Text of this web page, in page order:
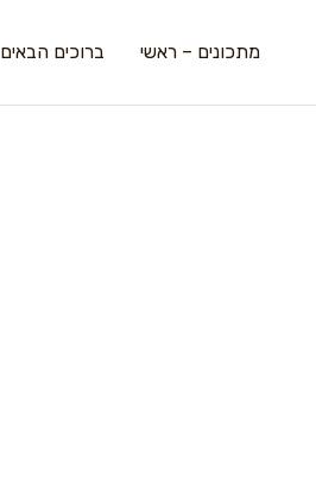
מתכונים – ראשי ברוכים הבאים